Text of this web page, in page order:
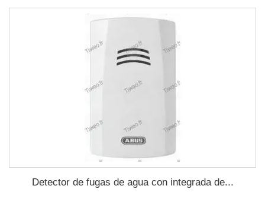
Detector de fugas de agua con integrada de...